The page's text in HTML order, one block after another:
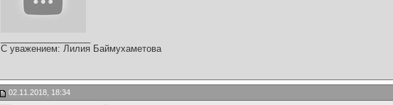
С уважением: Лилия Баймухаметова
02.11.2018, 18:34